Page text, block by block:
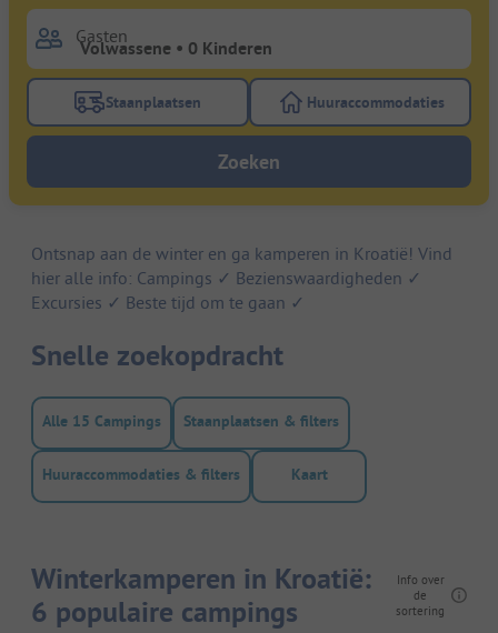
Gasten
Gebruik de filterknop staanplaatsen om te zoeken
Staanplaatsen Gebruik de
Huuraccommodaties
Zoeken
Ontsnap aan de winter en ga kamperen in Kroatië! Vind
hier alle info: Campings ✓ Bezienswaardigheden ✓
Excursies ✓ Beste tijd om te gaan ✓
Snelle zoekopdracht
Alle 15 Campings Staanplaatsen & filters
Huuraccommodaties & filters Kaart
Winterkamperen in Kroatië:
6 populaire campings
Info over
de
sortering